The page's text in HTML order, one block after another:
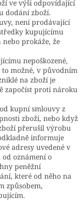
ve výši odpovídající
dodání zboží.
není prodávající
kupujícímu
prokáže, že
nepoškozené,
to možné, v původním
na zboží je
započíst proti nároku
kupní smlouvy z
zboží, nebo když
přerušil výrobu
informuje
adresy uvedené v
oznámení o
peněžní
které od něho na
způsobem,